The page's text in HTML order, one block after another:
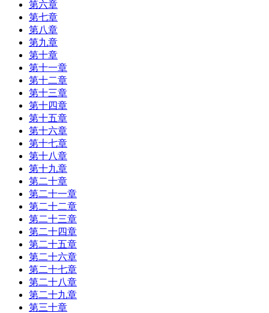
第六章
第七章
第八章
第九章
第十章
第十一章
第十二章
第十三章
第十四章
第十五章
第十六章
第十七章
第十八章
第十九章
第二十章
第二十一章
第二十二章
第二十三章
第二十四章
第二十五章
第二十六章
第二十七章
第二十八章
第二十九章
第三十章